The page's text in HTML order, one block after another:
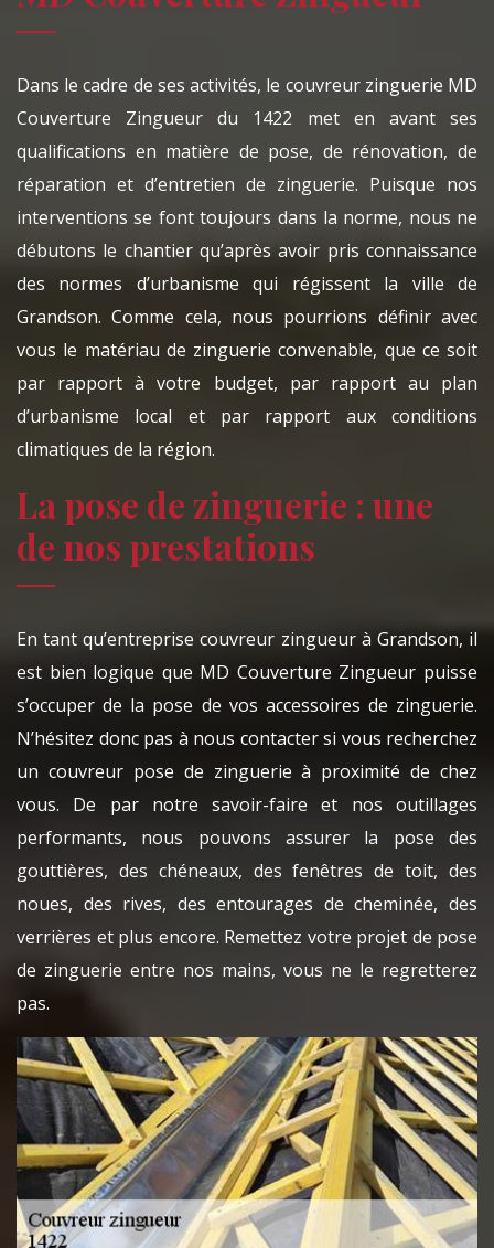
Dans le cadre de ses activités, le couvreur zinguerie MD
Couverture Zingueur du 1422 met en avant ses
qualifications en matière de pose, de rénovation, de
réparation et d’entretien de zinguerie. Puisque nos
interventions se font toujours dans la norme, nous ne
débutons le chantier qu’après avoir pris connaissance
des normes d’urbanisme qui régissent la ville de
Grandson. Comme cela, nous pourrions définir avec
vous le matériau de zinguerie convenable, que ce soit
par rapport à votre budget, par rapport au plan
d’urbanisme local et par rapport aux conditions
climatiques de la région.
La pose de zinguerie : une
de nos prestations
En tant qu’entreprise couvreur zingueur à Grandson, il
est bien logique que MD Couverture Zingueur puisse
s’occuper de la pose de vos accessoires de zinguerie.
N’hésitez donc pas à nous contacter si vous recherchez
un couvreur pose de zinguerie à proximité de chez
vous. De par notre savoir-faire et nos outillages
performants, nous pouvons assurer la pose des
gouttières, des chéneaux, des fenêtres de toit, des
noues, des rives, des entourages de cheminée, des
verrières et plus encore. Remettez votre projet de pose
de zinguerie entre nos mains, vous ne le regretterez
pas.